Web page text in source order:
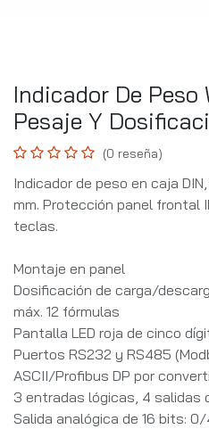
Indicador De Peso
Pesaje Y
(0 reseña)
Indicador de peso en caja
mm. Protección panel frontal
teclas.
Montaje en panel
Dosificación de carga/
máx. 12 fórmulas
Pantalla LED roja de cinco
Puertos RS232 y RS485
ASCII/Profibus DP por
3 entradas lógicas, 4 salidas
Salida analógica de 16 bits: